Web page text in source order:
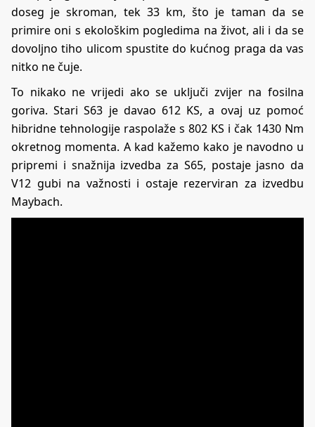
doseg je skroman, tek 33 km, što je taman da se
primire oni s ekološkim pogledima na život, ali i da se
dovoljno tiho ulicom spustite do kućnog praga da vas
nitko ne čuje.
To nikako ne vrijedi ako se uključi zvijer na fosilna
goriva. Stari S63 je davao 612 KS, a ovaj uz pomoć
hibridne tehnologije raspolaže s 802 KS i čak 1430 Nm
okretnog momenta. A kad kažemo kako je navodno u
pripremi i snažnija izvedba za S65, postaje jasno da
V12 gubi na važnosti i ostaje rezerviran za izvedbu
Maybach.